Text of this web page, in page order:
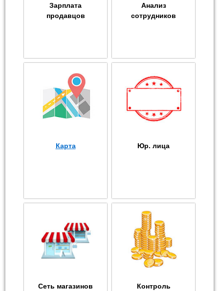
Зарплата
продавцов
Анализ
сотрудников
Карта Юр. лица
Сеть магазинов
Контроль